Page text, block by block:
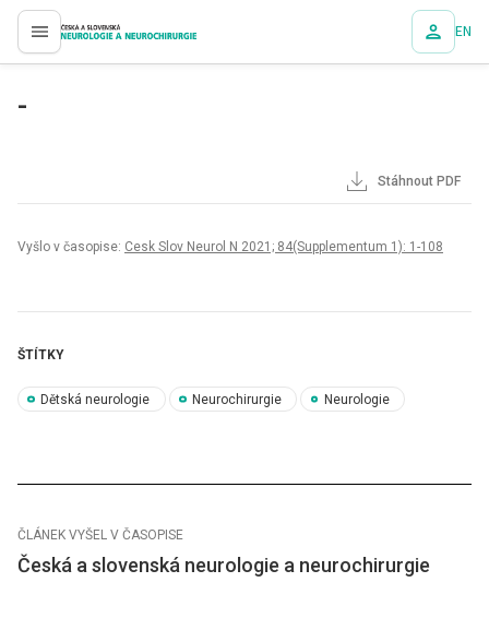
proLékaře.cz EN
-
Stáhnout PDF
Vyšlo v časopise: Cesk Slov Neurol N 2021; 84(Supplementum 1): 1-108
ŠTÍTKY
Dětská neurologie Neurochirurgie Neurologie
ČLÁNEK VYŠEL V ČASOPISE
Česká a slovenská neurologie a neurochirurgie